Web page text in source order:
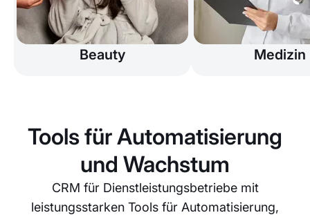
Beauty Medizin
Tools für Automatisierung
und Wachstum
CRM für Dienstleistungsbetriebe mit
leistungsstarken Tools für Automatisierung,